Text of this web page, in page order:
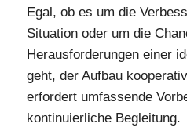
Egal, ob es um die
Situation oder um die
Herausforderungen einer
geht, der Aufbau
erfordert umfassende
kontinuierliche Begleitung.